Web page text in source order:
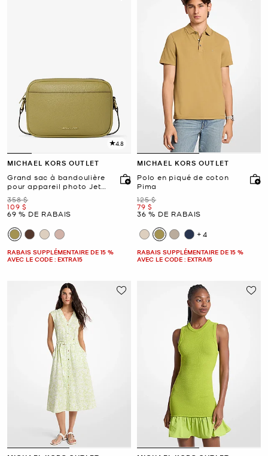
4.8
MICHAEL KORS OUTLET
Grand sac à bandoulière
pour appareil photo Jet
Set en cuir grainé
était
358 $
maintenant
109 $
69 % DE RABAIS
RABAIS SUPPLÉMENTAIRE DE 15 %
AVEC LE CODE : EXTRA15
MICHAEL KORS OUTLET
Polo en piqué de coton
Pima
était
125 $
maintenant
79 $
36 % DE RABAIS
+4
RABAIS SUPPLÉMENTAIRE DE 15 %
AVEC LE CODE : EXTRA15